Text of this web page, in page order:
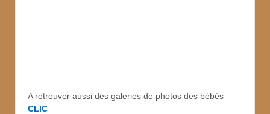
A retrouver aussi des galeries de photos des bébés
CLIC